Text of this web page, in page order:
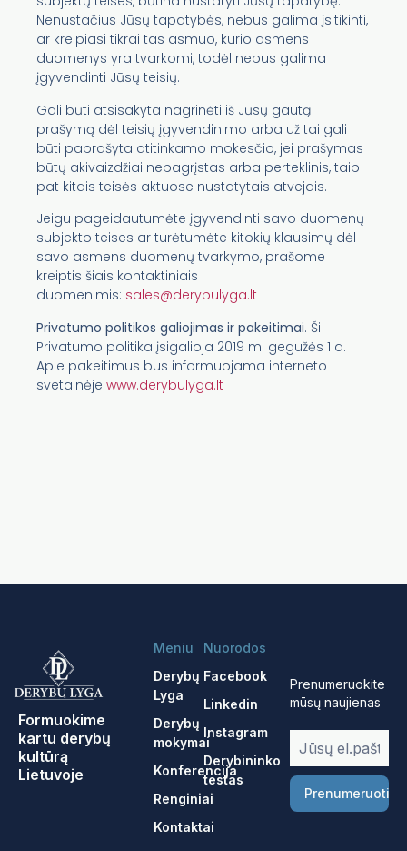
Nenustačius Jūsų tapatybės, nebus galima įsitikinti,
ar kreipiasi tikrai tas asmuo, kurio asmens
duomenys yra tvarkomi, todėl nebus galima
įgyvendinti Jūsų teisių.
Gali būti atsisakyta nagrinėti iš Jūsų gautą
prašymą dėl teisių įgyvendinimo arba už tai gali
būti paprašyta atitinkamo mokesčio, jei prašymas
būtų akivaizdžiai nepagrįstas arba perteklinis, taip
pat kitais teisės aktuose nustatytais atvejais.
Jeigu pageidautumėte įgyvendinti savo duomenų
subjekto teises ar turėtumėte kitokių klausimų dėl
savo asmens duomenų tvarkymo, prašome
kreiptis šiais kontaktiniais
duomenimis: sales@derybulyga.lt
Privatumo politikos galiojimas ir pakeitimai. Ši
Privatumo politika įsigalioja 2019 m. gegužės 1 d.
Apie pakeitimus bus informuojama interneto
svetainėje www.derybulyga.lt
Formuokime
kartu derybų
kultūrą
Lietuvoje
Meniu
Derybų
Lyga
Derybų
mokymai
Konferencija
Renginiai
Kontaktai
Nuorodos
Facebook
Linkedin
Instagram
Derybininko
testas
Prenumeruokite
mūsų naujienas
Prenumeruoti